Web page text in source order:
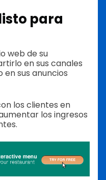
para
web de su
en sus canales
en sus anuncios
los clientes en
los ingresos